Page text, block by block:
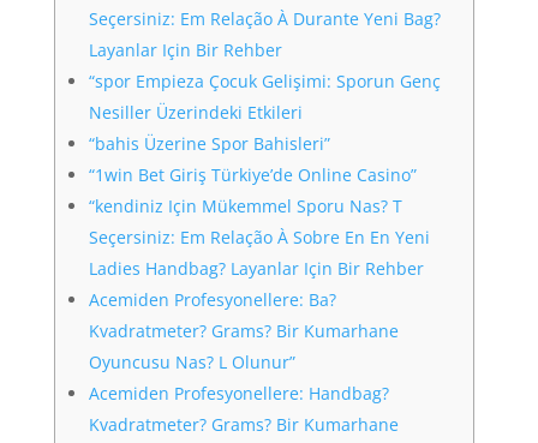
Seçersiniz: Em Relação À Durante Yeni Bag?
Layanlar Için Bir Rehber
“spor Empieza Çocuk Gelişimi: Sporun Genç
Nesiller Üzerindeki Etkileri
“bahis Üzerine Spor Bahisleri”
“1win Bet Giriş Türkiye’de Online Casino”
“kendiniz Için Mükemmel Sporu Nas? T
Seçersiniz: Em Relação À Sobre En En Yeni
Ladies Handbag? Layanlar Için Bir Rehber
Acemiden Profesyonellere: Ba?
Kvadratmeter? Grams? Bir Kumarhane
Oyuncusu Nas? L Olunur”
Acemiden Profesyonellere: Handbag?
Kvadratmeter? Grams? Bir Kumarhane